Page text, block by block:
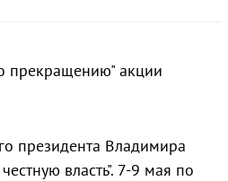
прекращению" акции
президента Владимира
власть". 7-9 мая по